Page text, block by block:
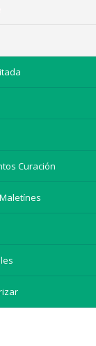
Curación